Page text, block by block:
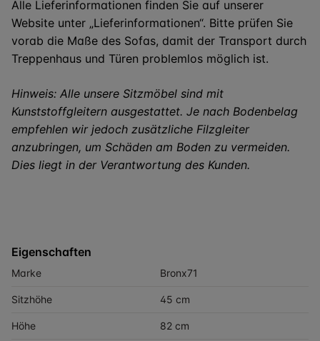
Alle Lieferinformationen finden Sie auf unserer
Website unter „Lieferinformationen“. Bitte prüfen Sie
vorab die Maße des Sofas, damit der Transport durch
Treppenhaus und Türen problemlos möglich ist.
Hinweis: Alle unsere Sitzmöbel sind mit
Kunststoffgleitern ausgestattet. Je nach Bodenbelag
empfehlen wir jedoch zusätzliche Filzgleiter
anzubringen, um Schäden am Boden zu vermeiden.
Dies liegt in der Verantwortung des Kunden.
Eigenschaften
Marke Bronx71
Sitzhöhe 45 cm
Höhe 82 cm